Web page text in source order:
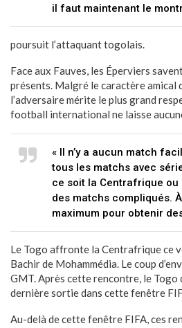
il faut maintenant le
poursuit l’attaquant togolais.
Face aux Fauves, les Éperviers
présents. Malgré le caractère amical
l’adversaire mérite le plus grand
football international ne laisse
« Il n’y a aucun match
tous les matchs avec
ce soit la Centrafrique ou
des matchs compliqués.
maximum pour obtenir
Le Togo affronte la Centrafrique ce
Bachir de Mohammédia. Le coup
GMT. Après cette rencontre, le Togo
dernière sortie dans cette fenêtre
Au-delà de cette fenêtre FIFA, ces